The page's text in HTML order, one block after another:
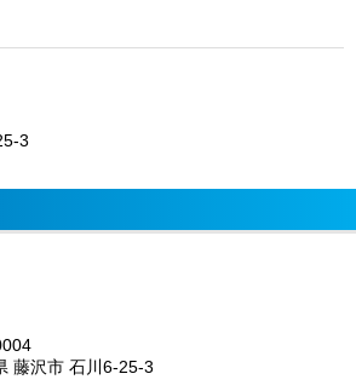
3
藤沢市 石川6-25-3